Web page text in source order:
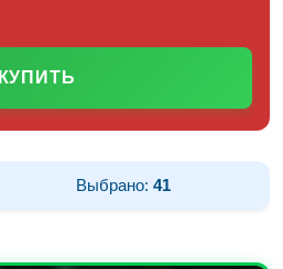
КУПИТЬ
Выбрано:41